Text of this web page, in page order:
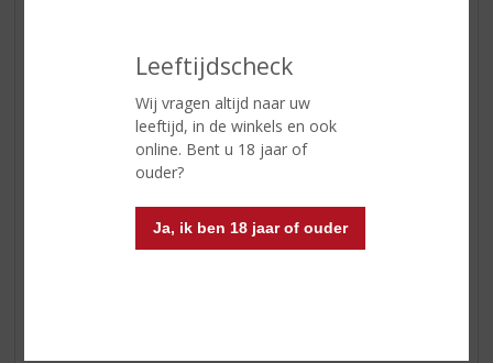
Leeftijdscheck
Wij vragen altijd naar uw
leeftijd, in de winkels en ook
online. Bent u 18 jaar of
ouder?
Ja, ik ben 18 jaar of ouder
Fun Fact: Kavalan Distillery is met 1,2 miljoen jaarlijkse
bezoekers de meest bezochte whisky distilleerderij ter
Kavalan Classic Single Malt Whisky
verschillende vaten heeft gerijpt waardoor een zeer
complex geheel is ontstaan. De smaak kenmerkt zich